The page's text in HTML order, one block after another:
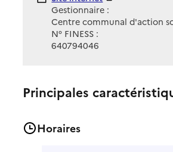
Gestionnaire :
Centre communal d'action
N° FINESS :
640794046
Principales
Horaires